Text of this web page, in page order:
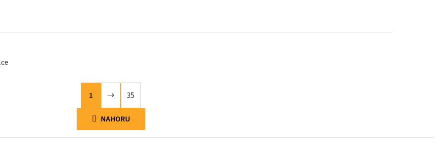
O
v
l
S
t
r
á
n
1 35
NAHORU